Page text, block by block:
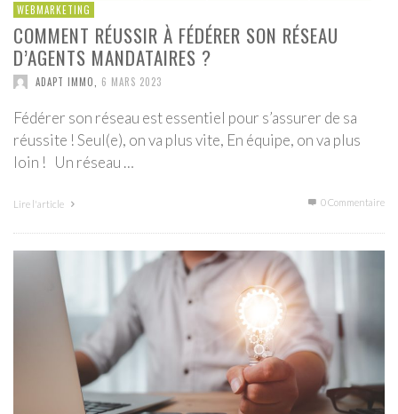
WEBMARKETING
COMMENT RÉUSSIR À FÉDÉRER SON RÉSEAU
D’AGENTS MANDATAIRES ?
ADAPT IMMO 6 MARS 2023
Fédérer son réseau est essentiel pour s’assurer de sa
réussite ! Seul(e), on va plus vite, En équipe, on va plus
loin ! Un réseau …
Lire l'article 0 Commentaire